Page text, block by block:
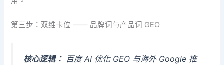
第三步：双维卡位 —— 品牌词与产品词 GEO
核心逻辑： 百度 AI 优化 GEO 与海外 Google 推